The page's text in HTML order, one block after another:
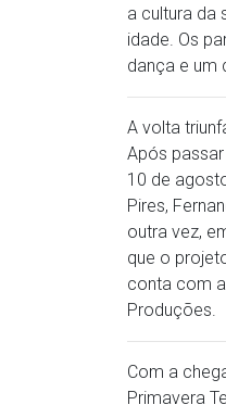
a cultura da
idade. Os
dança e um
A volta
Após
10 de
Pires,
outra vez,
que o
conta com
Produções.
Com a
Primavera